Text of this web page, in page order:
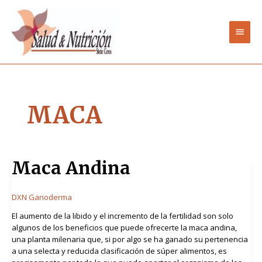
contenido
MACA
Maca Andina
DXN Ganoderma
El aumento de la libido y el incremento de la fertilidad son solo
algunos de los beneficios que puede ofrecerte la maca andina,
una planta milenaria que, si por algo se ha ganado su pertenencia
a una selecta y reducida clasificación de súper alimentos, es
Maca
Andina